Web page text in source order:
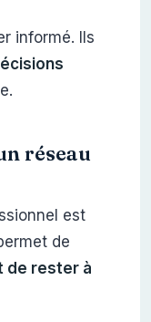
informé. Ils
réseau
est
de
de rester à